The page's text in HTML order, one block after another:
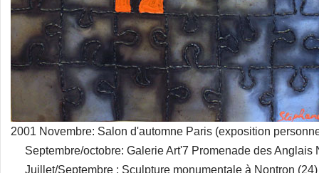
2001 Novembre: Salon d'automne Paris (exposition
Septembre/octobre: Galerie Art'7 Promenade des Anglais
Juillet/Septembre : Sculpture monumentale à Nontron (24)